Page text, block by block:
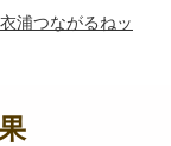
浦つながるねッ